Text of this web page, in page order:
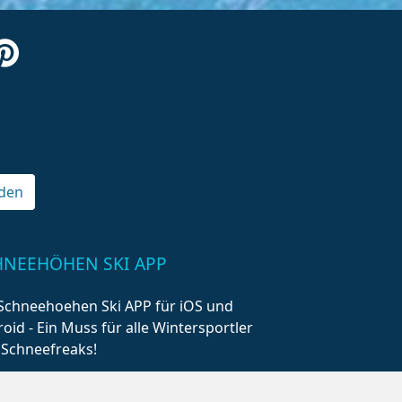
SKI APP
Ski APP für iOS und
- Ein Muss für alle Wintersportler